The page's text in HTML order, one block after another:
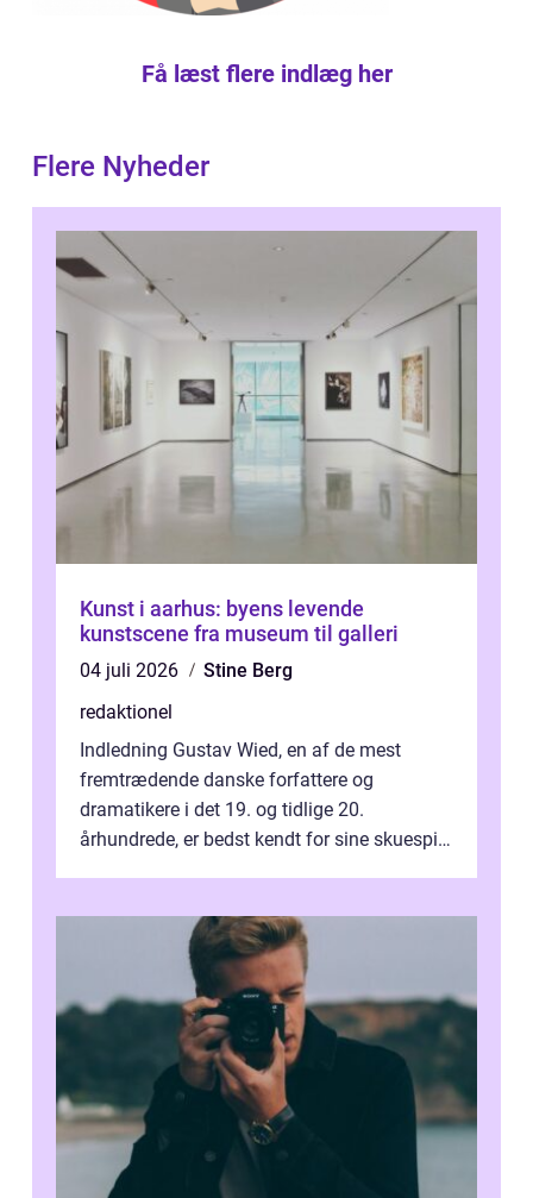
Få læst flere indlæg her
Flere Nyheder
Kunst i aarhus: byens levende
kunstscene fra museum til galleri
04 juli 2026
Stine Berg
redaktionel
Indledning Gustav Wied, en af de mest
fremtrædende danske forfattere og
dramatikere i det 19. og tidlige 20.
århundrede, er bedst kendt for sine skuespil.